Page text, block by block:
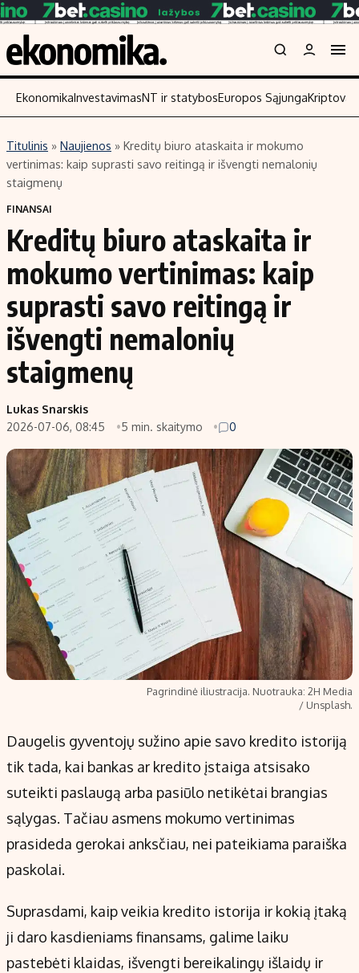
Turinys
Naujienos
Aplinka
Verslas
Energetika
Politika
NT ir statybos
Skaitykite
Žemės ūkis
Technologijos
Populiarios temos
Investavimas
Akcijų rinka
Saulės elektrinės
Kriptovaliutos
Infliacija
Migracija
Nedarbo išmokos skaičiuoklė
Indėliai
Indėlių skaičiuoklė
Būsto finansai
Įdomios naujienos
Redakcija
Apie mus
Redakcijos politika
Privatumo politika
Regionų naujienos
Indėlių palūkanos
EkonomikaInvestavimasNT ir statybosEuropos Sąjunga
Titulinis » Naujienos » Kreditų biuro ataskaita ir mokumo
vertinimas: kaip suprasti savo reitingą ir išvengti nemalonių
staigmenų
FINANSAI
Kreditų biuro ataskaita ir
mokumo vertinimas: kaip
suprasti savo reitingą ir
išvengti nemalonių
staigmenų
Lukas Snarskis
2026-07-06, 08:45
5 min. skaitymo 0
Pagrindinė iliustracija. Nuotrauka: 2H Media
/ Unsplash.
Daugelis gyventojų sužino apie savo kredito istoriją
tik tada, kai bankas ar kredito įstaiga atsisako
suteikti paslaugą arba pasiūlo netikėtai brangias
sąlygas. Tačiau asmens mokumo vertinimas
prasideda gerokai anksčiau, nei pateikiama paraiška
paskolai.
Suprasdami, kaip veikia kredito istorija ir kokią įtaką
ji daro kasdieniams finansams, galime laiku
pastebėti klaidas, išvengti bereikalingų išlaidų ir